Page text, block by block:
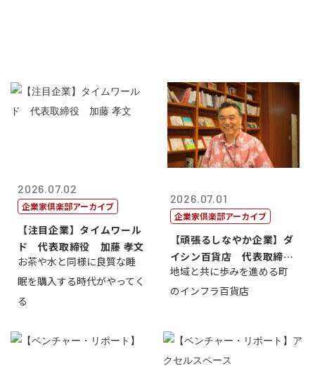
2026.07.02
企業家倶楽部アーカイブ
【注目企業】タイムワール
ド 代表取締役 加藤 孝文
お茶や水と同様に良質な睡
眠を購入する時代がやってく
る
2026.07.01
企業家倶楽部アーカイブ
【頑張るしなやか企業】ダ
イシン百貨店 代表取締役
社長 西山 ...
地域と共に歩みを進める町
のインフラ百貨店